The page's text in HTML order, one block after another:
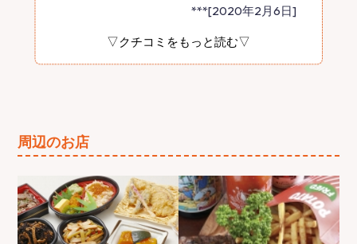
***[2020年2月6日]
▽クチコミをもっと読む▽
周辺のお店